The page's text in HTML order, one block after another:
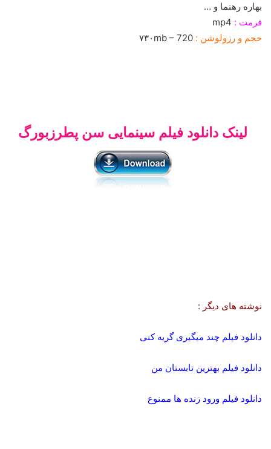
بهاره رهنما و …
فرمت :
حجم و رزولوشن :
لینک دانلود فیلم سینمایی سن پطرزبورگ
نوشته های دیگر :
دانلود فیلم چند میگیری گریه کنی
دانلود فیلم بهترین تابستان من
دانلود فیلم ورود زنده ها ممنوع